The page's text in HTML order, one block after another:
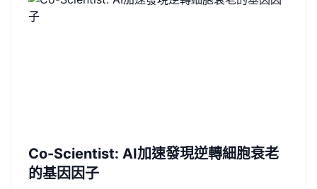
Co-Scientist: AI加速發現逆轉細胞衰老
的基因因子